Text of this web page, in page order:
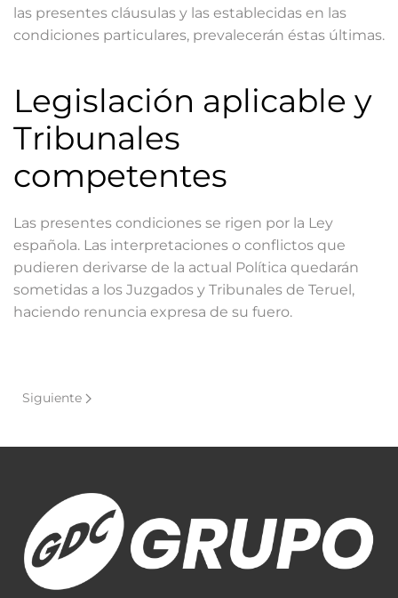
las presentes cláusulas y las establecidas en las
condiciones particulares, prevalecerán éstas últimas.
Legislación aplicable y
Tribunales
competentes
Las presentes condiciones se rigen por la Ley
española. Las interpretaciones o conflictos que
pudieren derivarse de la actual Política quedarán
sometidas a los Juzgados y Tribunales de Teruel,
haciendo renuncia expresa de su fuero.
Siguiente